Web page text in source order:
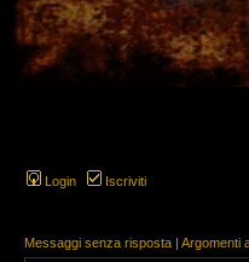
Login Iscriviti
Messaggi senza risposta | Argomenti